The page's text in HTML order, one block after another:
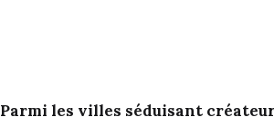
Parmi les villes séduisant